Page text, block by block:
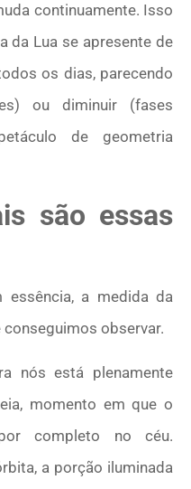
continuamente. Isso
da Lua se apresente de
os dias, parecendo
ou diminuir (fases
de geometria
são essas
essência, a medida da
observar.
nós está plenamente
momento em que o
completo no céu.
a porção iluminada